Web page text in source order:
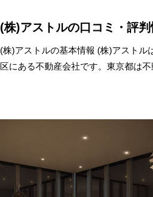
(株)アストルの口コミ・評
(株)アストルの基本情報 (株)アストル
区にある不動産会社です。東京都は